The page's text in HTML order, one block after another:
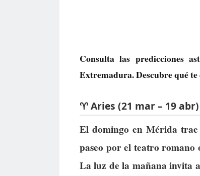
Consulta las predicciones
Extremadura. Descubre qué
♈ Aries (21 mar – 19 abr)
El domingo en Mérida
paseo por el teatro romano
La luz de la mañana invita